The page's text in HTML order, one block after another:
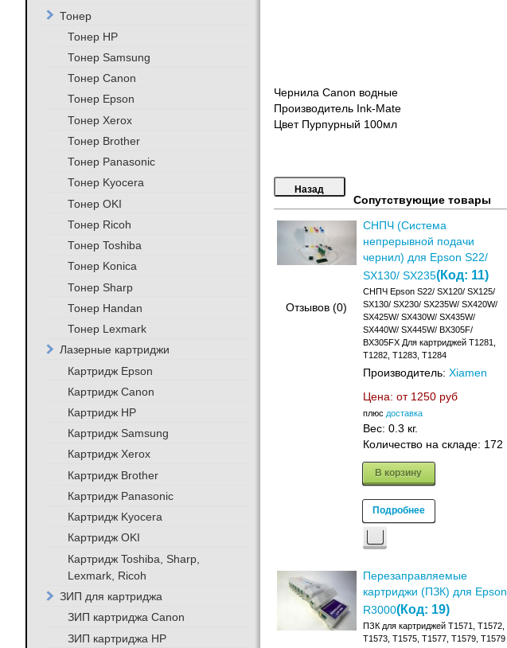
Чернила Canon водные
Производитель Ink-Mate
Цвет Пурпурный 100мл
Сопутствующие товары
Отзывов (0)
СНПЧ (Система
непрерывной подачи
чернил) для Epson S22/
SX130/ SX235(Код: 11)
СНПЧ Epson S22/ SX120/ SX125/
SX130/ SX230/ SX235W/ SX420W/
SX425W/ SX430W/ SX435W/
SX440W/ SX445W/ BX305F/
BX305FX Для картриджей T1281,
T1282, T1283, T1284
Производитель: Xiamen
Цена: от 1250 руб
плюс доставка
Вес: 0.3 кг.
Количество на складе: 172
В корзину
Подробнее
Перезаправляемые
картриджи (ПЗК) для Epson
R3000(Код: 19)
ПЗК для картриджей Т1571, Т1572,
Т1573, Т1575, Т1577, Т1579, Т1579
Тонер
Тонер HP
Тонер Samsung
Тонер Canon
Тонер Epson
Тонер Xerox
Тонер Brother
Тонер Panasonic
Тонер Kyocera
Тонер OKI
Тонер Ricoh
Тонер Toshiba
Тонер Konica
Тонер Sharp
Тонер Handan
Тонер Lexmark
Лазерные картриджи
Картридж Epson
Картридж Canon
Картридж HP
Картридж Samsung
Картридж Xerox
Картридж Brother
Картридж Panasonic
Картридж Kyocera
Картридж OKI
Картридж Toshiba, Sharp,
Lexmark, Ricoh
ЗИП для картриджа
ЗИП картриджа Canon
ЗИП картриджа HP